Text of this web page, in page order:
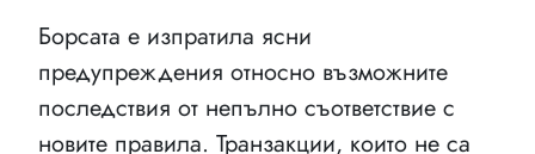
Борсата е изпратила ясни
предупреждения относно възможните
последствия от непълно съответствие с
новите правила. Транзакции, които не са